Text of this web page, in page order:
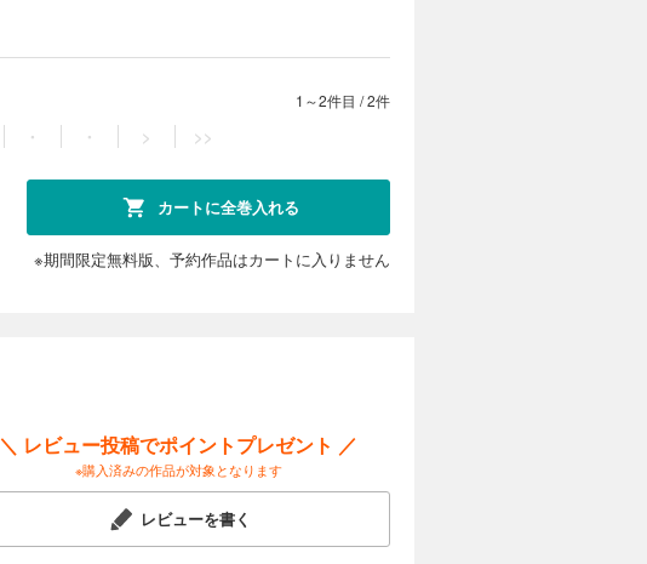
1～2件目 /2件
・ ・ > >>
カートに全巻入れる
※期間限定無料版、予約作品はカートに入りません
＼ レビュー投稿でポイントプレゼント ／
※購入済みの作品が対象となります
レビューを書く